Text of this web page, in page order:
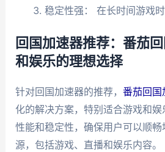
稳定性强： 在长时间游戏
回国加速器推荐：番茄
和娱乐的理想选择
针对回国加速器的推荐， 番茄回国
化的解决方案，特别适合游戏和
性能和稳定性，确保用户可以顺
源，包括游戏、直播和娱乐内容。